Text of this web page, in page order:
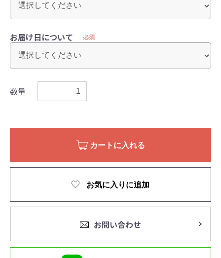
お届け日について 必須
数量
カートに入れる
お気に入りに追加
お問い合わせ